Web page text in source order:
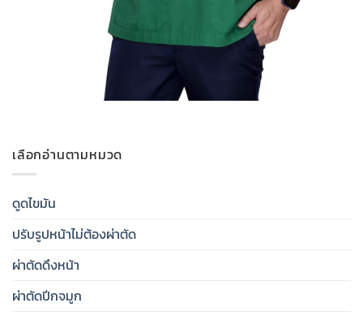
เลือกอ่านตามหมวด
ดูดไขมัน
ปรับรูปหน้าไม่ต้องผ่าตัด
ผ่าตัดดึงหน้า
ผ่าตัดปีกจมูก